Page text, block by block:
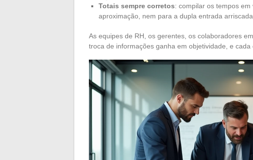
Totais sempre corretos: compilar os tempos
aproximação, nem para a dupla entrada arriscada.
As equipes de RH, os gerentes, os colaboradores
troca de informações ganha em objetividade, e